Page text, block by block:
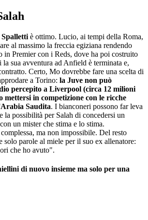
Spalletti è ottimo. Lucio, ai tempi della Roma,
al massimo la freccia egiziana rendendo
in Premier con i Reds, dove ha poi costruito
la sua avventura ad Anfield è terminata e,
Certo, Mo dovrebbe fare una scelta di
a Torino: la Juve non può
percepito a Liverpool (circa 12 milioni
mettersi in competizione con le ricche
Saudita. I bianconeri possono far leva
la possibilità per Salah di concedersi un
un mister che stima e lo stima.
ma non impossibile. Del resto
solo parole al miele per il suo ex allenatore:
che ho avuto".
di nuovo insieme ma solo per una